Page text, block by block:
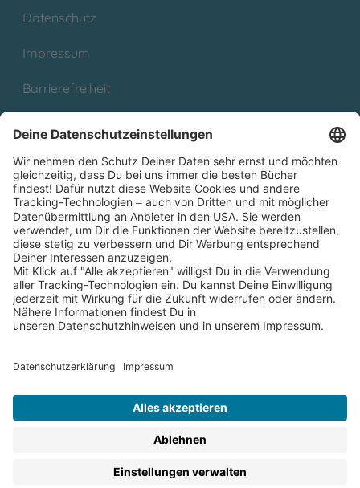
Datenschutz
Impressum
Barrierefreiheit
Partnerprogramm (Affiliate)
Folge uns auf
* Versandkostenfrei ab 9,00 € Bestellwert innerhalb
Deutschlands
** Lieferzeit 1-3 Werktage innerhalb Deutschlands
Thienemann-Esslinger Verlag GmbH, Blumenstraße 36, D-70182